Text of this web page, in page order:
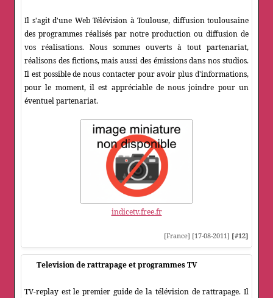
Il s'agit d'une Web Télévision à Toulouse, diffusion toulousaine
des programmes réalisés par notre production ou diffusion de
vos réalisations. Nous sommes ouverts à tout partenariat,
réalisons des fictions, mais aussi des émissions dans nos studios.
Il est possible de nous contacter pour avoir plus d'informations,
pour le moment, il est appréciable de nous joindre pour un
éventuel partenariat.
indicetv.free.fr
[France] [17-08-2011] [#12]
Television de rattrapage et programmes TV
TV-replay est le premier guide de la télévision de rattrapage. Il